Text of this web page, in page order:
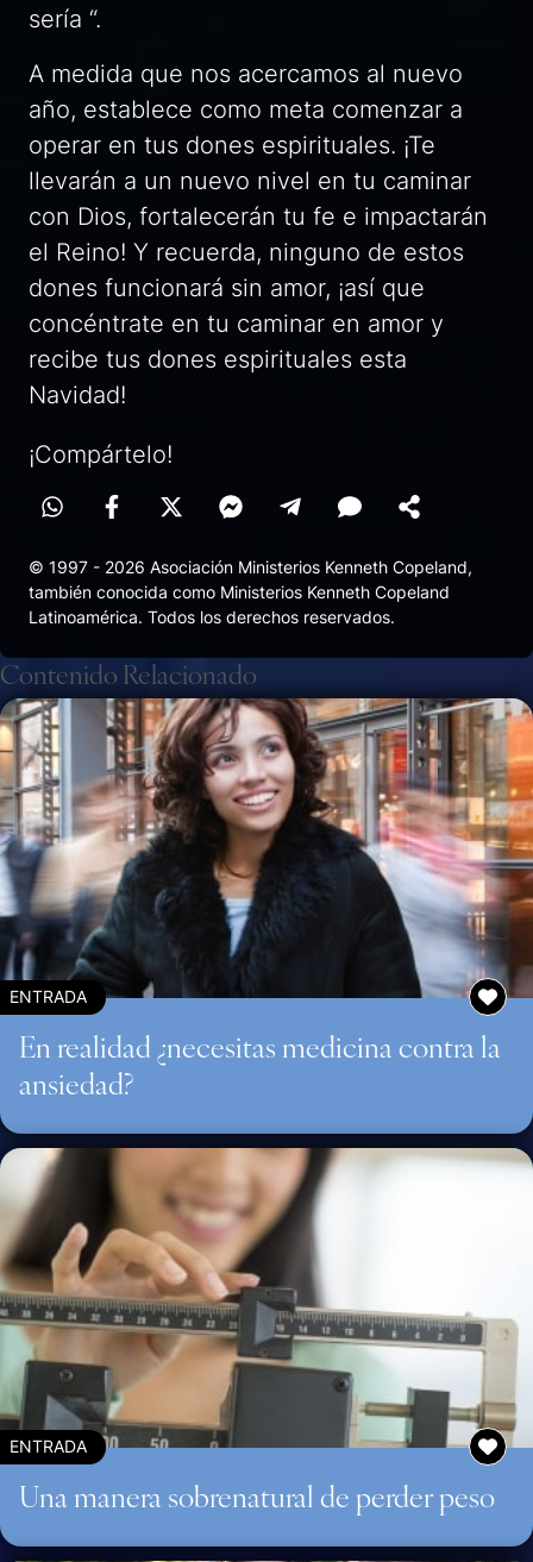
sería “.
A medida que nos acercamos al nuevo
año, establece como meta comenzar a
operar en tus dones espirituales. ¡Te
llevarán a un nuevo nivel en tu caminar
con Dios, fortalecerán tu fe e impactarán
el Reino! Y recuerda, ninguno de estos
dones funcionará sin amor, ¡así que
concéntrate en tu caminar en amor y
recibe tus dones espirituales esta
Navidad!
¡Compártelo!
© 1997 - 2026 Asociación Ministerios Kenneth Copeland,
también conocida como Ministerios Kenneth Copeland
Latinoamérica. Todos los derechos reservados.
Contenido Relacionado
ENTRADA
En realidad ¿necesitas medicina contra la
ansiedad?
ENTRADA
Una manera sobrenatural de perder peso